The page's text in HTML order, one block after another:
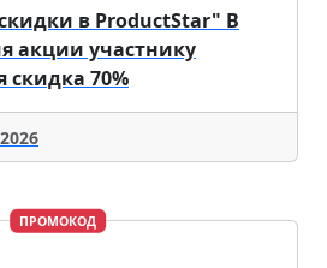
в ProductStar" В
акции участнику
скидка 70%
ПРОМОКОД